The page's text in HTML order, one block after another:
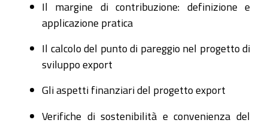
Il margine di contribuzione: definizione e
applicazione pratica
Il calcolo del punto di pareggio nel progetto di
sviluppo export
Gli aspetti finanziari del progetto export
Verifiche di sostenibilità e convenienza del